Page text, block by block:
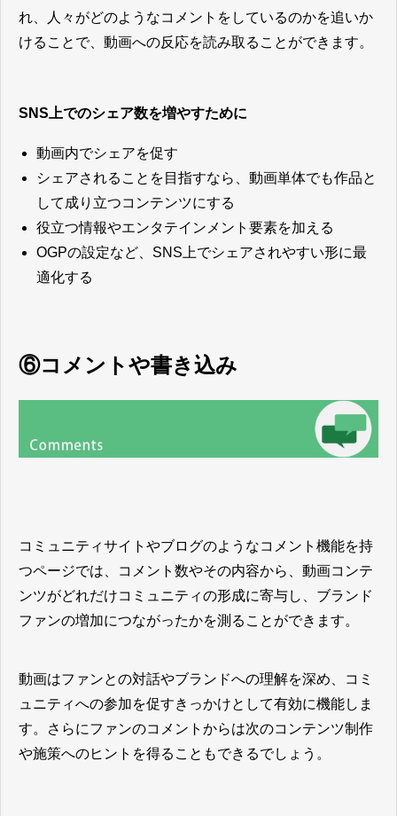
れ、人々がどのようなコメントをしているのかを追いか
けることで、動画への反応を読み取ることができます。
SNS上でのシェア数を増やすために
動画内でシェアを促す
シェアされることを目指すなら、動画単体でも作品と
して成り立つコンテンツにする
役立つ情報やエンタテインメント要素を加える
OGPの設定など、SNS上でシェアされやすい形に最
適化する
⑥コメントや書き込み
コミュニティサイトやブログのようなコメント機能を持
つページでは、コメント数やその内容から、動画コンテ
ンツがどれだけコミュニティの形成に寄与し、ブランド
ファンの増加につながったかを測ることができます。
動画はファンとの対話やブランドへの理解を深め、コミ
ュニティへの参加を促すきっかけとして有効に機能しま
す。さらにファンのコメントからは次のコンテンツ制作
や施策へのヒントを得ることもできるでしょう。